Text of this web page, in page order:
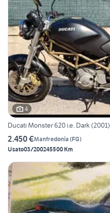
4
Ducati Monster 620 i.e. Dark (2001)
2.450 €Manfredonia (FG)
Usato03/200245500 Km